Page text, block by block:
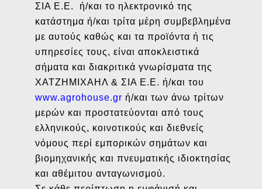
ΣΙΑ Ε.Ε. ή/και το ηλεκτρονικό της
κατάστημα ή/και τρίτα μέρη συμβεβλημένα
με αυτούς καθώς και τα προϊόντα ή τις
υπηρεσίες τους, είναι αποκλειστικά
σήματα και διακριτικά γνωρίσματα της
ΧΑΤΖΗΜΙΧΑΗΛ & ΣΙΑ Ε.Ε. ή/και του
www.agrohouse.gr ή/και των άνω τρίτων
μερών και προστατεύονται από τους
ελληνικούς, κοινοτικούς και διεθνείς
νόμους περί εμπορικών σημάτων και
βιομηχανικής και πνευματικής ιδιοκτησίας
και αθέμιτου ανταγωνισμού.